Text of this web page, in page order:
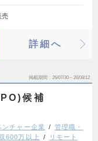
売
詳細へ
掲載期間 26/07/30～26/08/12
候補
ンチャー企業
管理職・
600万以上
リモート